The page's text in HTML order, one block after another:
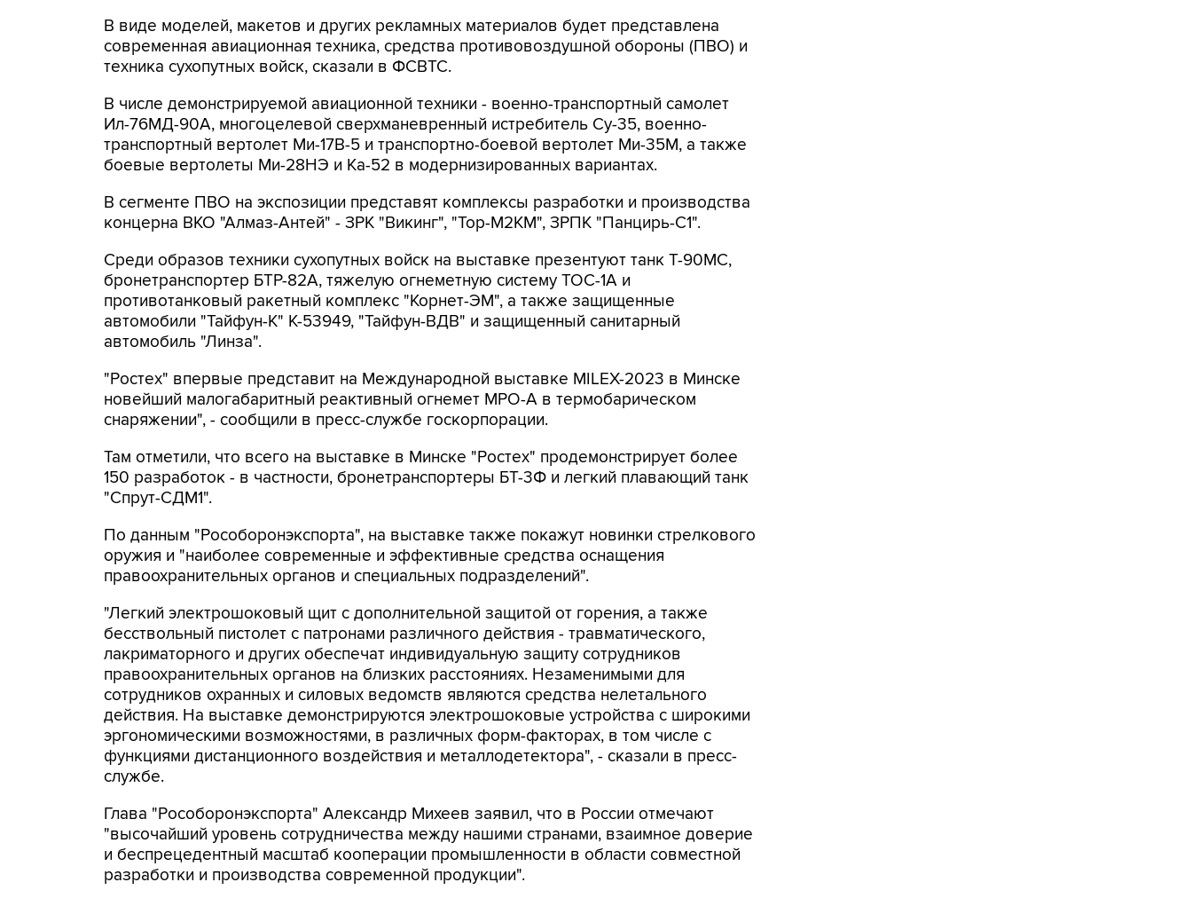
В виде моделей, макетов и других рекламных материалов будет представлена
современная авиационная техника, средства противовоздушной обороны (ПВО) и
техника сухопутных войск, сказали в ФСВТС.
В числе демонстрируемой авиационной техники - военно-транспортный самолет
Ил-76МД-90А, многоцелевой сверхманевренный истребитель Су-35, военно-
транспортный вертолет Ми-17В-5 и транспортно-боевой вертолет Ми-35М, а также
боевые вертолеты Ми-28НЭ и Ка-52 в модернизированных вариантах.
В сегменте ПВО на экспозиции представят комплексы разработки и производства
концерна ВКО "Алмаз-Антей" - ЗРК "Викинг", "Тор-М2КМ", ЗРПК "Панцирь-С1".
Среди образов техники сухопутных войск на выставке презентуют танк Т-90МС,
бронетранспортер БТР-82А, тяжелую огнеметную систему ТОС-1А и
противотанковый ракетный комплекс "Корнет-ЭМ", а также защищенные
автомобили "Тайфун-К" К-53949, "Тайфун-ВДВ" и защищенный санитарный
автомобиль "Линза".
"Ростех" впервые представит на Международной выставке MILEX-2023 в Минске
новейший малогабаритный реактивный огнемет МРО-А в термобарическом
снаряжении", - сообщили в пресс-службе госкорпорации.
Там отметили, что всего на выставке в Минске "Ростех" продемонстрирует более
150 разработок - в частности, бронетранспортеры БТ-3Ф и легкий плавающий танк
"Спрут-СДМ1".
По данным "Рособоронэкспорта", на выставке также покажут новинки стрелкового
оружия и "наиболее современные и эффективные средства оснащения
правоохранительных органов и специальных подразделений".
"Легкий электрошоковый щит с дополнительной защитой от горения, а также
бесствольный пистолет с патронами различного действия - травматического,
лакриматорного и других обеспечат индивидуальную защиту сотрудников
правоохранительных органов на близких расстояниях. Незаменимыми для
сотрудников охранных и силовых ведомств являются средства нелетального
действия. На выставке демонстрируются электрошоковые устройства с широкими
эргономическими возможностями, в различных форм-факторах, в том числе с
функциями дистанционного воздействия и металлодетектора", - сказали в пресс-
службе.
Глава "Рособоронэкспорта" Александр Михеев заявил, что в России отмечают
"высочайший уровень сотрудничества между нашими странами, взаимное доверие
и беспрецедентный масштаб кооперации промышленности в области совместной
разработки и производства современной продукции".